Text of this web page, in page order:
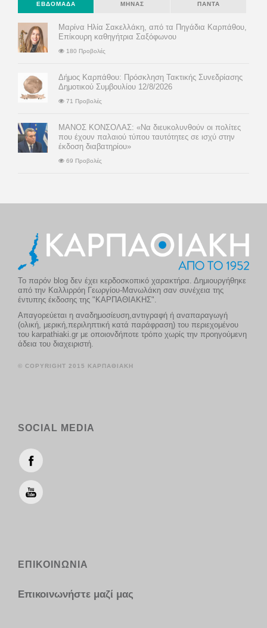
ΕΒΔΟΜΆΔΑ ΜΉΝΑΣ ΠΆΝΤΑ
Μαρίνα Ηλία Σακελλάκη, από τα Πηγάδια Καρπάθου,
Επίκουρη καθηγήτρια Σαξόφωνου
180 Προβολές
Δήμος Καρπάθου: Πρόσκληση Τακτικής Συνεδρίασης
Δημοτικού Συμβουλίου 12/8/2026
71 Προβολές
ΜΑΝΟΣ ΚΟΝΣΟΛΑΣ: «Να διευκολυνθούν οι πολίτες
που έχουν παλαιού τύπου ταυτότητες σε ισχύ στην
έκδοση διαβατηρίου»
69 Προβολές
Το παρόν blog δεν έχει κερδοσκοπικό χαρακτήρα. Δημιουργήθηκε
από την Καλλιρρόη Γεωργίου-Μανωλάκη σαν συνέχεια της
έντυπης έκδοσης της "ΚΑΡΠΑΘΙΑΚΗΣ".
Απαγορεύεται η αναδημοσίευση,αντιγραφή ή αναπαραγωγή
(ολική, μερική,περιληπτική κατά παράφραση) του περιεχομένου
του karpathiaki.gr με οποιονδήποτε τρόπο χωρίς την προηγούμενη
άδεια του διαχειριστή.
© COPYRIGHT 2015 ΚΑΡΠΑΘΙΑΚΗ
SOCIAL MEDIA
ΕΠΙΚΟΙΝΩΝΙΑ
Επικοινωνήστε μαζί μας